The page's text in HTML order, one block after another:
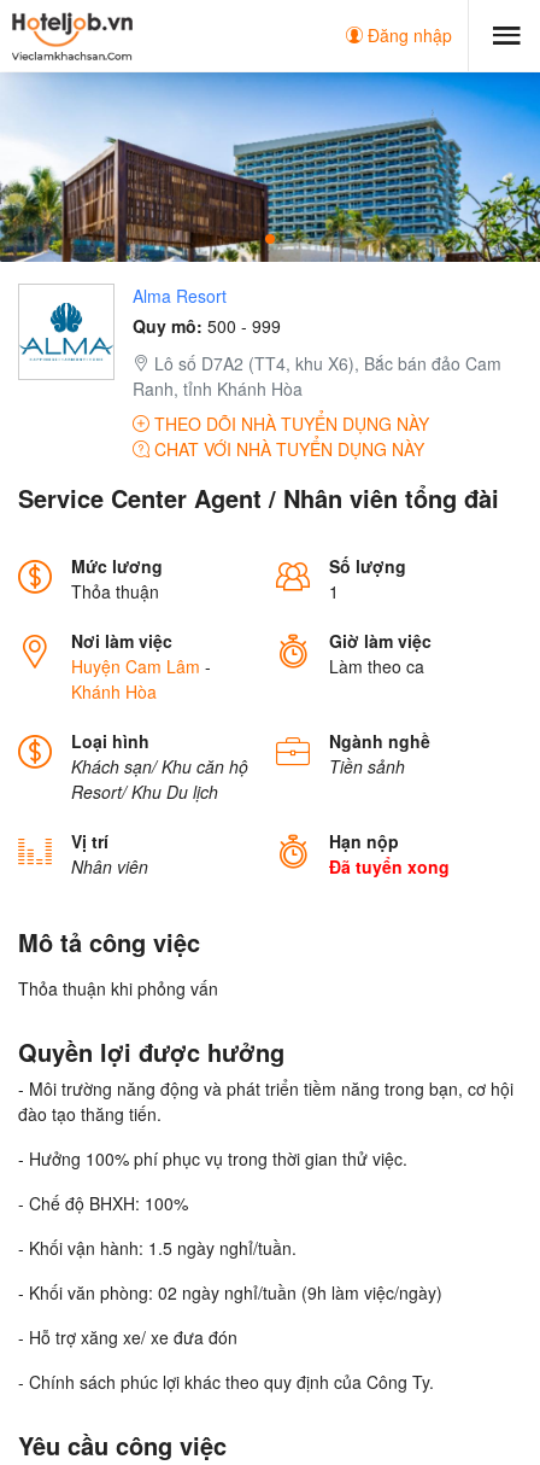
Đăng nhập
Alma Resort
Quy mô: 500 - 999
Lô số D7A2 (TT4, khu X6), Bắc bán đảo Cam
Ranh, tỉnh Khánh Hòa
THEO DÕI NHÀ TUYỂN DỤNG NÀY
CHAT VỚI NHÀ TUYỂN DỤNG NÀY
Service Center Agent / Nhân viên tổng đài
Mức lương
Thỏa thuận
Số lượng
1
Nơi làm việc
Huyện Cam Lâm -
Khánh Hòa
Giờ làm việc
Làm theo ca
Loại hình
Khách sạn/ Khu căn hộ
Resort/ Khu Du lịch
Ngành nghề
Tiền sảnh
Vị trí
Nhân viên
Hạn nộp
Đã tuyển xong
Mô tả công việc
Thỏa thuận khi phỏng vấn
Quyền lợi được hưởng
- Môi trường năng động và phát triển tiềm năng trong bạn, cơ hội
đào tạo thăng tiến.
- Hưởng 100% phí phục vụ trong thời gian thử việc.
- Chế độ BHXH: 100%
- Khối vận hành: 1.5 ngày nghỉ/tuần.
- Khối văn phòng: 02 ngày nghỉ/tuần (9h làm việc/ngày)
- Hỗ trợ xăng xe/ xe đưa đón
- Chính sách phúc lợi khác theo quy định của Công Ty.
Yêu cầu công việc